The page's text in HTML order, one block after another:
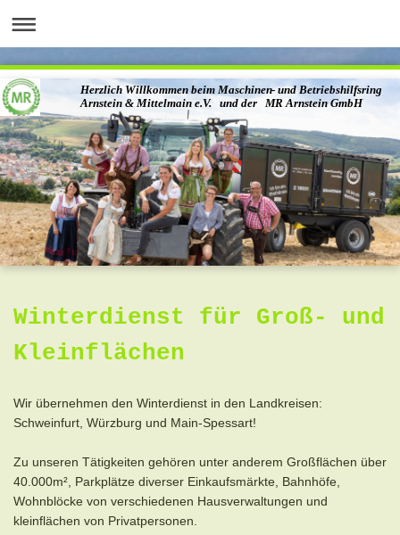
Herzlich Willkommen beim Maschinen- und Betriebshilfsring
Arnstein & Mittelmain e.V. und der MR Arnstein GmbH
Winterdienst für Groß- und
Kleinflächen
Wir übernehmen den Winterdienst in den Landkreisen:
Schweinfurt, Würzburg und Main-Spessart!
Zu unseren Tätigkeiten gehören unter anderem Großflächen über
40.000m², Parkplätze diverser Einkaufsmärkte, Bahnhöfe,
Wohnblöcke von verschiedenen Hausverwaltungen und
kleinflächen von Privatpersonen.